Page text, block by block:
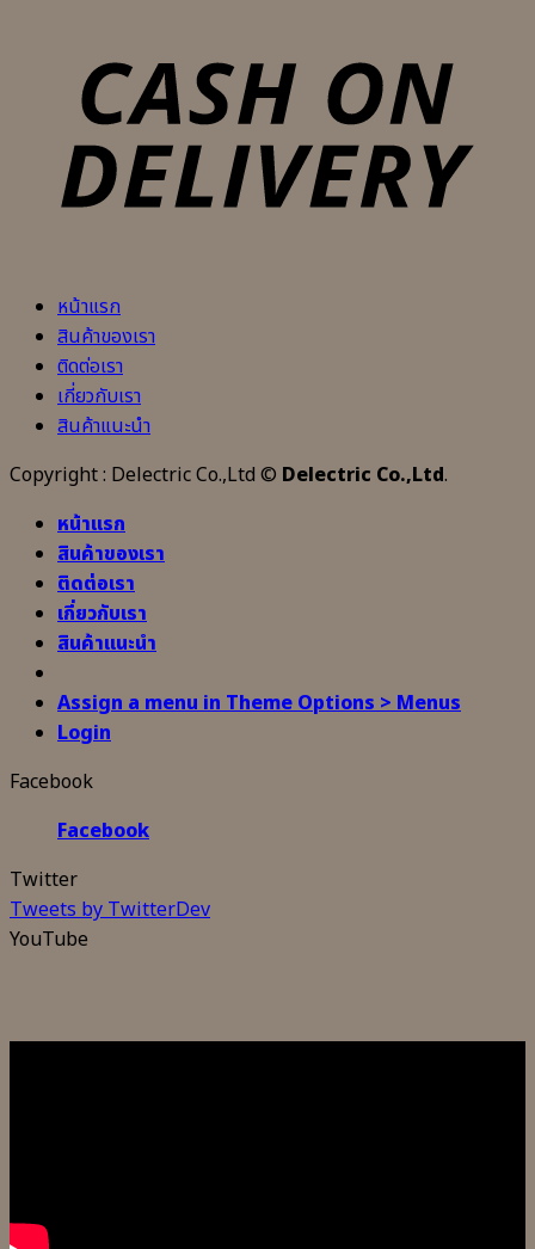
หน้าแรก
สินค้าของเรา
ติดต่อเรา
เกี่ยวกับเรา
สินค้าแนะนำ
Copyright : Delectric Co.,Ltd © Delectric Co.,Ltd.
หน้าแรก
สินค้าของเรา
ติดต่อเรา
เกี่ยวกับเรา
สินค้าแนะนำ
Assign a menu in Theme Options > Menus
Login
Facebook
Facebook
Twitter
Tweets by TwitterDev
YouTube